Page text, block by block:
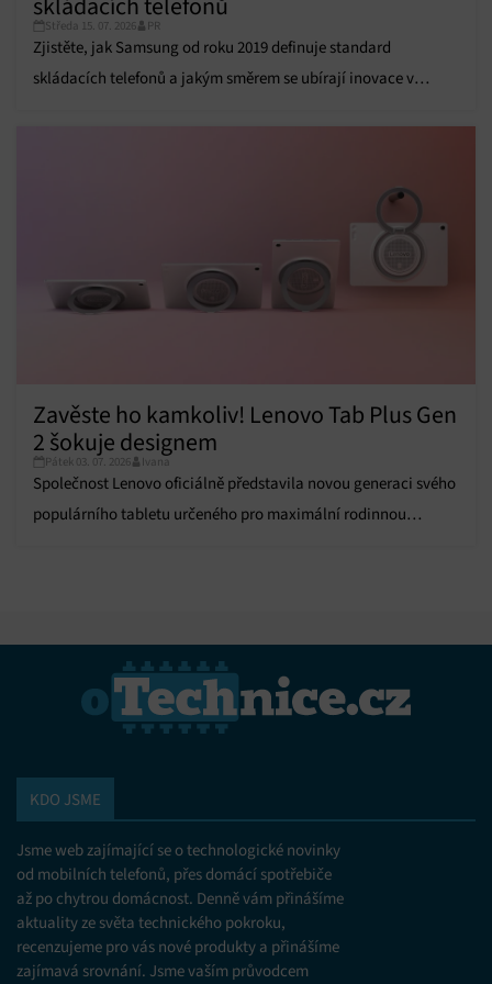
údajů, Propojení různých zařízení, Identifikace
zařízení na základě automaticky přenášených
informací.
Vždy aktivní
Středa 15. 07. 2026 PR
Zjistěte, jak Samsung od roku 2019 definuje standard
skládacích telefonů a jakým směrem se ubírají inovace v
Zavěste ho kamkoliv! Lenovo Tab Plus Gen
2 šokuje designem
Pátek 03. 07. 2026 Ivana
Společnost Lenovo oficiálně představila novou generaci svého
populárního tabletu určeného pro maximální rodinnou
KDO JSME
Jsme web zajímající se o technologické novinky
od mobilních telefonů, přes domácí spotřebiče
až po chytrou domácnost. Denně vám přinášíme
aktuality ze světa technického pokroku,
recenzujeme pro vás nové produkty a přinášíme
zajímavá srovnání. Jsme vaším průvodcem